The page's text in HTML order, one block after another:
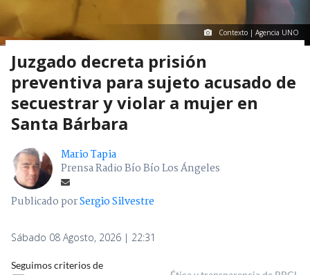
Contexto | Agencia UNO
Juzgado decreta prisión
preventiva para sujeto acusado de
secuestrar y violar a mujer en
Santa Bárbara
Mario Tapia
Prensa Radio Bío Bío Los Ángeles
Publicado porSergio Silvestre
Sábado 08 Agosto, 2026 | 22:31
Seguimos criterios de